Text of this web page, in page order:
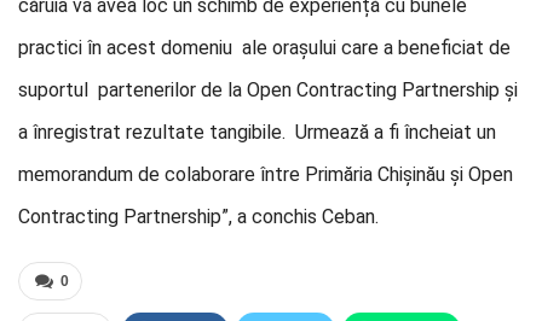
căruia va avea loc un schimb de experiență cu bunele
practici în acest domeniu ale orașului care a beneficiat de
suportul partenerilor de la Open Contracting Partnership și
a înregistrat rezultate tangibile. Urmează a fi încheiat un
memorandum de colaborare între Primăria Chișinău și Open
Contracting Partnership”, a conchis Ceban.
0